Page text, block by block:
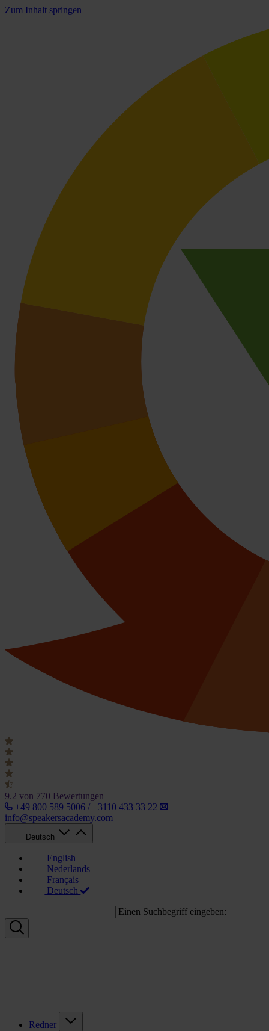
Zum Inhalt springen
9.2 von 770 Bewertungen
+49 800 589 5006 / +3110 433 33 22
info@speakersacademy.com
Deutsch
English
Nederlands
Français
Deutsch
Einen Suchbegriff eingeben:
Redner